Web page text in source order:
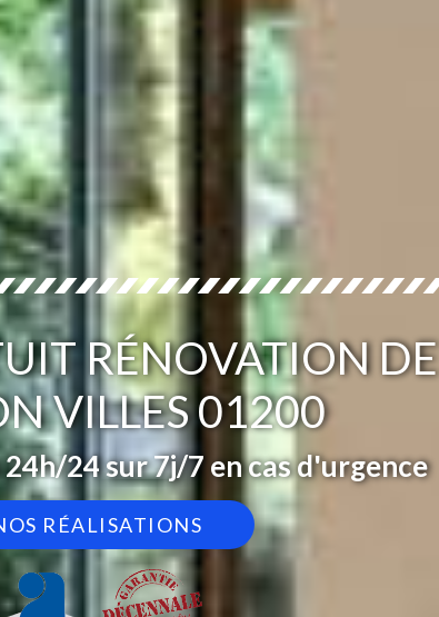
RÉNOVATION DE
VILLES 01200
24 sur 7j/7 en cas d'urgence
RÉALISATIONS